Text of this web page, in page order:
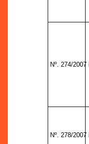
Nº. 274/2007
Nº. 278/2007